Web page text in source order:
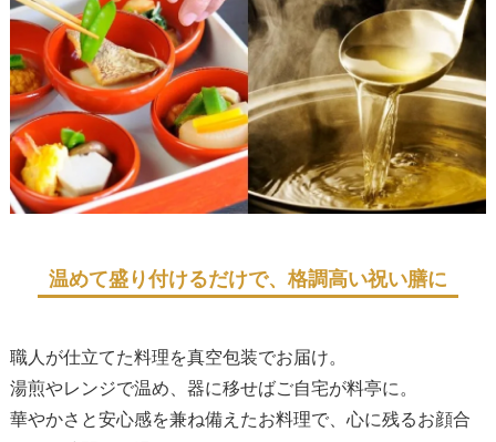
温めて盛り付けるだけで、格調高い祝い膳に
職人が仕立てた料理を真空包装でお届け。
湯煎やレンジで温め、器に移せばご自宅が料亭に。
華やかさと安心感を兼ね備えたお料理で、心に残るお顔合